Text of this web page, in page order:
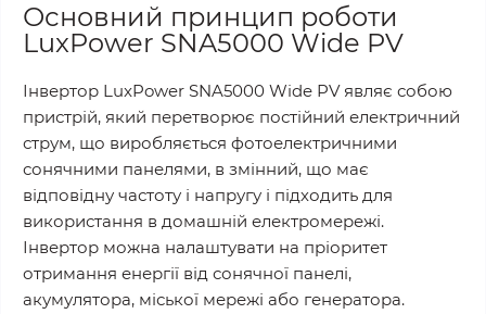
Основний принцип роботи
LuxPower SNA5000 Wide PV
Інвертор LuxPower SNA5000 Wide PV являє собою
пристрій, який перетворює постійний електричний
струм, що виробляється фотоелектричними
сонячними панелями, в змінний, що має
відповідну частоту і напругу і підходить для
використання в домашній електромережі.
Інвертор можна налаштувати на пріоритет
отримання енергії від сонячної панелі,
акумулятора, міської мережі або генератора.